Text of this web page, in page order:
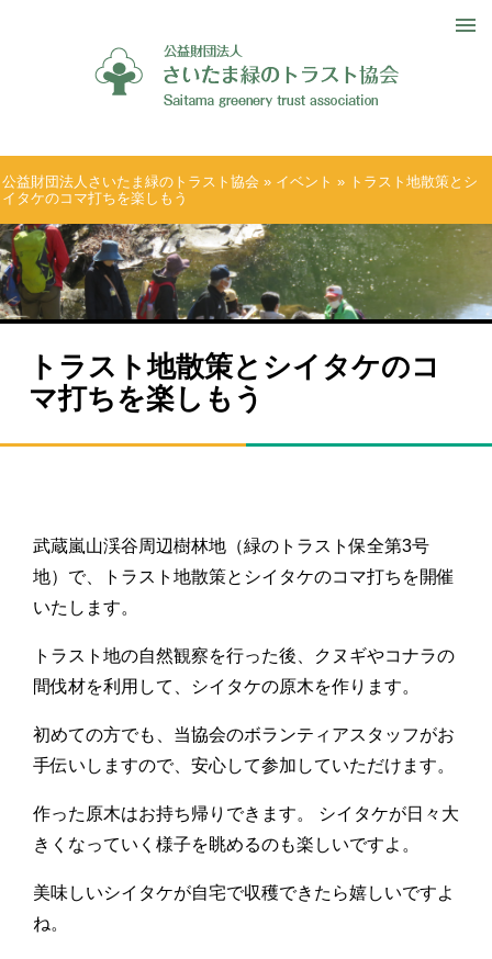
公益財団法人さいたま緑のトラスト協会 » イベント » トラスト地散策とシ
イタケのコマ打ちを楽しもう
トラスト地散策とシイタケのコ
マ打ちを楽しもう
武蔵嵐山渓谷周辺樹林地（緑のトラスト保全第3号
地）で、トラスト地散策とシイタケのコマ打ちを開催
いたします。
トラスト地の自然観察を行った後、クヌギやコナラの
間伐材を利用して、シイタケの原木を作ります。
初めての方でも、当協会のボランティアスタッフがお
手伝いしますので、安心して参加していただけます。
作った原木はお持ち帰りできます。 シイタケが日々大
きくなっていく様子を眺めるのも楽しいですよ。
美味しいシイタケが自宅で収穫できたら嬉しいですよ
ね。